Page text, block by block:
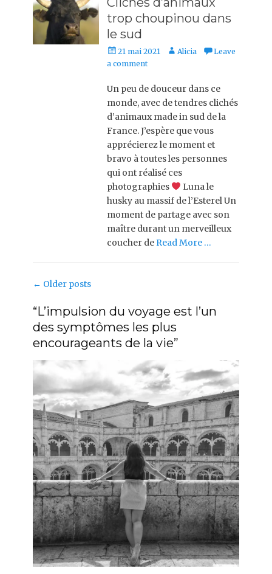
trop choupinou dans
le sud
Posted
on
21 mai 2021 Author
Alicia
Leave
a comment
Un peu de douceur dans ce
monde, avec de tendres clichés
d’animaux made in sud de la
France. J’espère que vous
apprécierez le moment et
bravo à toutes les personnes
qui ont réalisé ces
photographies
Luna le
husky au massif de l’Esterel Un
moment de partage avec son
maître durant un merveilleux
coucher de Read More …
Post
← Older posts
“L’impulsion du voyage est l’un
des symptômes les plus
encourageants de la vie”